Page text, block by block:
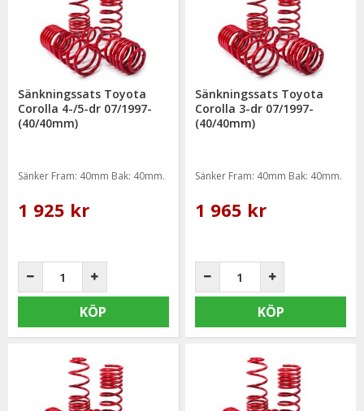
Sänkningssats Toyota
Corolla 4-/5-dr 07/1997-
(40/40mm)
Sänker Fram: 40mm Bak: 40mm.
1 925 kr
KÖP
Sänkningssats Toyota
Corolla 3-dr 07/1997-
(40/40mm)
Sänker Fram: 40mm Bak: 40mm.
1 965 kr
KÖP